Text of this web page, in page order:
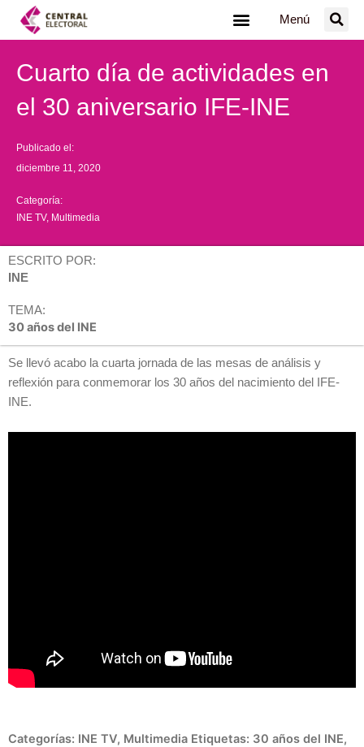
Menú
Cuarto día de actividades en
el 30 aniversario IFE-INE
Publicado el:
diciembre 11, 2020
Categoría:
INE TV, Multimedia
ESCRITO POR:
INE
TEMA:
30 años del INE
Se llevó acabo la cuarta jornada de las mesas de análisis y
reflexión para conmemorar los 30 años del nacimiento del IFE-
INE.
Categorías: INE TV, Multimedia Etiquetas: 30 años del INE,